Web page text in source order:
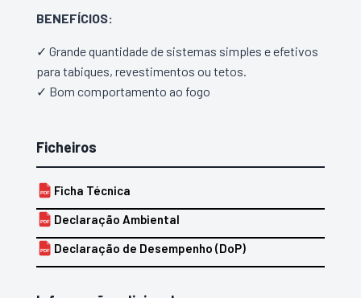
BENEFÍCIOS:
✓ Grande quantidade de sistemas simples e efetivos
para tabiques, revestimentos ou tetos.
✓ Bom comportamento ao fogo
Ficheiros
PDF Ficha Técnica
PDF Declaração Ambiental
PDF Declaração de Desempenho (DoP)